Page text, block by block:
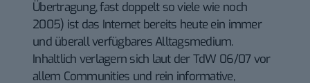
Übertragung, fast doppelt so viele wie noch
2005) ist das Internet bereits heute ein immer
und überall verfügbares Alltagsmedium.
Inhaltlich verlagern sich laut der TdW 06/07 vor
allem Communities und rein informative,